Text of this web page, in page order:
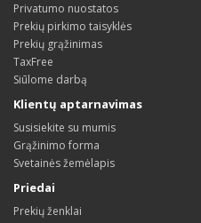
Privatumo nuostatos
Prekių pirkimo taisyklės
Prekių grąžinimas
TaxFree
Siūlome darbą
Klientų aptarnavimas
Susisiekite su mumis
Grąžinimo forma
Svetainės žemėlapis
Priedai
Prekių ženklai